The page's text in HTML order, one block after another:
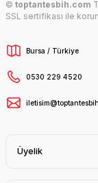
© toptantesbih.com
SSL sertifikası ile
Bursa / Türkiye
0530 229 4520
Üyelik